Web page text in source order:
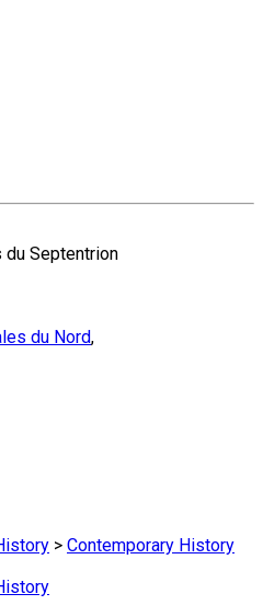
Septentrion
du Nord,
> Contemporary History